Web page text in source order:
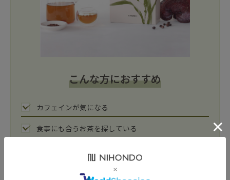
こんな方におすすめ
カフェインが気になる
食事にも合うお茶を探している
家族みんなで飲める健康茶を探している